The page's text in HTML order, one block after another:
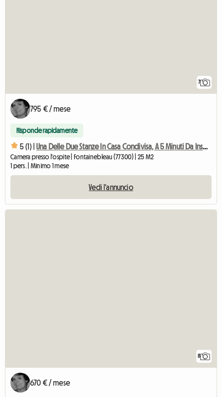
7
795 € / mese
Risponde rapidamente
5 (1) | Una Delle Due Stanze In Casa Condivisa, A 5 Minuti Da Insead E Dalle Miniere
Camera presso l'ospite | Fontainebleau (77300) | 25 M2
1 pers. | Minimo 1 mese
Vedi l'annuncio
8
670 € / mese